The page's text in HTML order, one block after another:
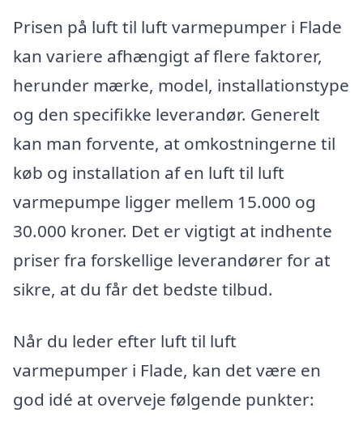
Prisen på luft til luft varmepumper i Flade
kan variere afhængigt af flere faktorer,
herunder mærke, model, installationstype
og den specifikke leverandør. Generelt
kan man forvente, at omkostningerne til
køb og installation af en luft til luft
varmepumpe ligger mellem 15.000 og
30.000 kroner. Det er vigtigt at indhente
priser fra forskellige leverandører for at
sikre, at du får det bedste tilbud.
Når du leder efter luft til luft
varmepumper i Flade, kan det være en
god idé at overveje følgende punkter: